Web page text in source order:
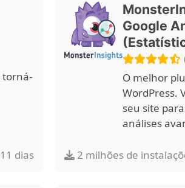
torná-
dias
Google
O melhor
WordPress.
seu site
análises
2 milhões de